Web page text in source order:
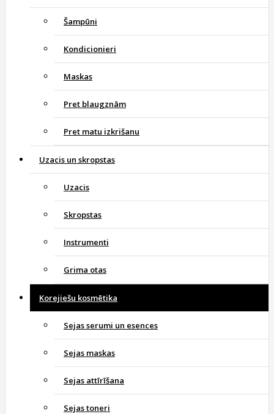
Šampūni
Kondicionieri
Maskas
Pret blaugznām
Pret matu izkrišanu
Uzacis un skropstas
Uzacis
Skropstas
Instrumenti
Grima otas
Korejiešu kosmētika
Sejas serumi un esences
Sejas maskas
Sejas attīrīšana
Sejas toneri